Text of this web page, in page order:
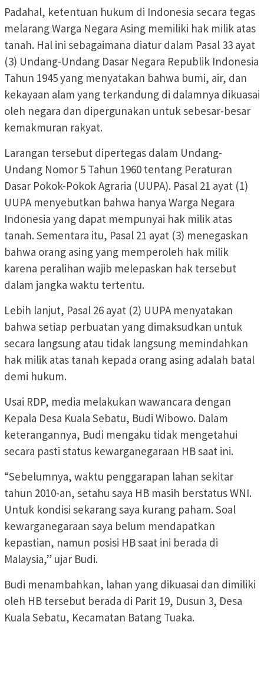
Padahal, ketentuan hukum di Indonesia secara tegas
melarang Warga Negara Asing memiliki hak milik atas
tanah. Hal ini sebagaimana diatur dalam Pasal 33 ayat
(3) Undang-Undang Dasar Negara Republik Indonesia
Tahun 1945 yang menyatakan bahwa bumi, air, dan
kekayaan alam yang terkandung di dalamnya dikuasai
oleh negara dan dipergunakan untuk sebesar-besar
kemakmuran rakyat.
Larangan tersebut dipertegas dalam Undang-
Undang Nomor 5 Tahun 1960 tentang Peraturan
Dasar Pokok-Pokok Agraria (UUPA). Pasal 21 ayat (1)
UUPA menyebutkan bahwa hanya Warga Negara
Indonesia yang dapat mempunyai hak milik atas
tanah. Sementara itu, Pasal 21 ayat (3) menegaskan
bahwa orang asing yang memperoleh hak milik
karena peralihan wajib melepaskan hak tersebut
dalam jangka waktu tertentu.
Lebih lanjut, Pasal 26 ayat (2) UUPA menyatakan
bahwa setiap perbuatan yang dimaksudkan untuk
secara langsung atau tidak langsung memindahkan
hak milik atas tanah kepada orang asing adalah batal
demi hukum.
Usai RDP, media melakukan wawancara dengan
Kepala Desa Kuala Sebatu, Budi Wibowo. Dalam
keterangannya, Budi mengaku tidak mengetahui
secara pasti status kewarganegaraan HB saat ini.
“Sebelumnya, waktu penggarapan lahan sekitar
tahun 2010-an, setahu saya HB masih berstatus WNI.
Untuk kondisi sekarang saya kurang paham. Soal
kewarganegaraan saya belum mendapatkan
kepastian, namun posisi HB saat ini berada di
Malaysia,” ujar Budi.
Budi menambahkan, lahan yang dikuasai dan dimiliki
oleh HB tersebut berada di Parit 19, Dusun 3, Desa
Kuala Sebatu, Kecamatan Batang Tuaka.